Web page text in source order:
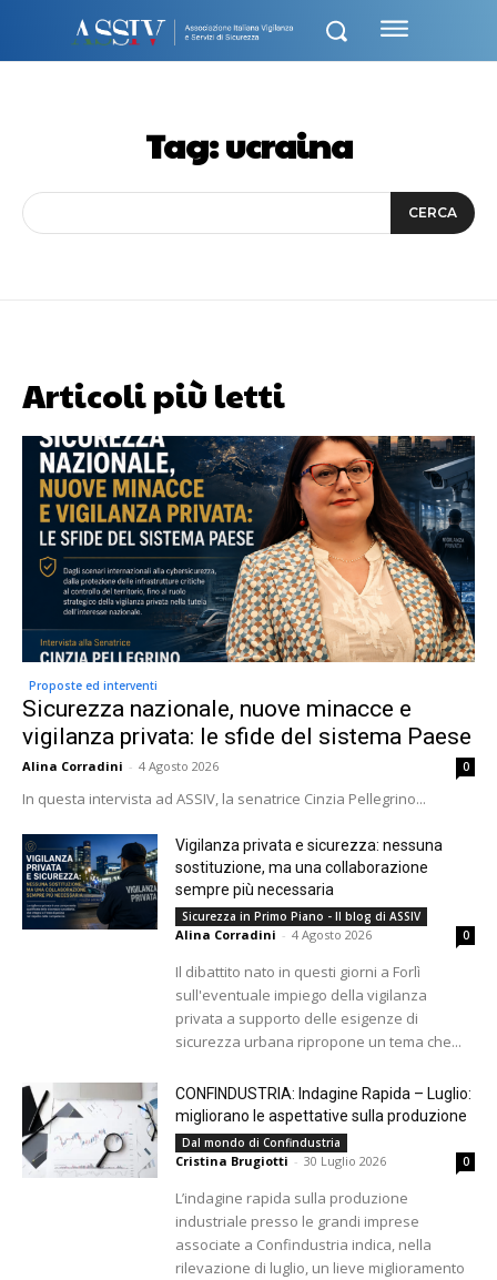
Tag:ucraina
CERCA
Articoli più letti
Proposte ed interventi
Sicurezza nazionale, nuove minacce e
vigilanza privata: le sfide del sistema Paese
Alina Corradini - 4 Agosto 2026 0
In questa intervista ad ASSIV, la senatrice Cinzia Pellegrino...
Vigilanza privata e sicurezza: nessuna
sostituzione, ma una collaborazione
sempre più necessaria
Sicurezza in Primo Piano - Il blog di ASSIV
Alina Corradini - 4 Agosto 2026 0
Il dibattito nato in questi giorni a Forlì
sull'eventuale impiego della vigilanza
privata a supporto delle esigenze di
sicurezza urbana ripropone un tema che...
CONFINDUSTRIA: Indagine Rapida – Luglio:
migliorano le aspettative sulla produzione
Dal mondo di Confindustria
Cristina Brugiotti - 30 Luglio 2026 0
L’indagine rapida sulla produzione
industriale presso le grandi imprese
associate a Confindustria indica, nella
rilevazione di luglio, un lieve miglioramento